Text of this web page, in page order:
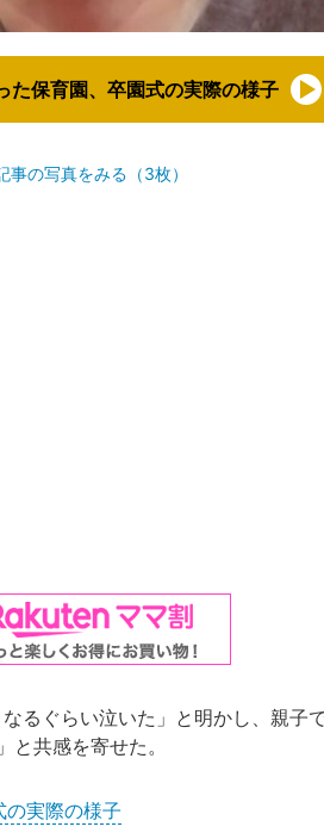
た保育園、卒園式の実際の様子
事の写真をみる（3枚）
るぐらい泣いた」と明かし、親子
と共感を寄せた。
実際の様子